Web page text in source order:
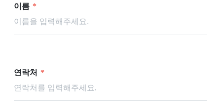
이름 *
연락처 *